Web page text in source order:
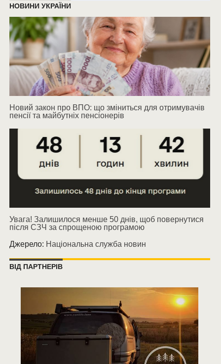
НОВИНИ УКРАЇНИ
Новий закон про ВПО: що зміниться для отримувачів
пенсії та майбутніх пенсіонерів
Увага! Залишилося менше 50 днів, щоб повернутися
після СЗЧ за спрощеною програмою
Джерело: Національна служба новин
ВІД ПАРТНЕРІВ